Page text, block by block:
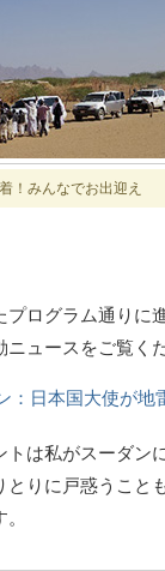
！みんなでお出迎え
プログラム通りに
ュースをご覧く
：日本国大使が地
トは私がスーダン
りに戸惑うこと